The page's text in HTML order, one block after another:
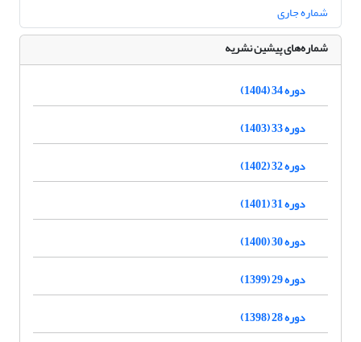
شماره جاری
شماره‌های پیشین نشریه
دوره 34 (1404)
دوره 33 (1403)
دوره 32 (1402)
دوره 31 (1401)
دوره 30 (1400)
دوره 29 (1399)
دوره 28 (1398)